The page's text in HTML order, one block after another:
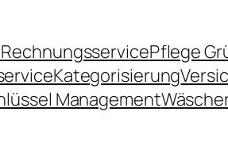
Pflege
Kategorisierung
Management